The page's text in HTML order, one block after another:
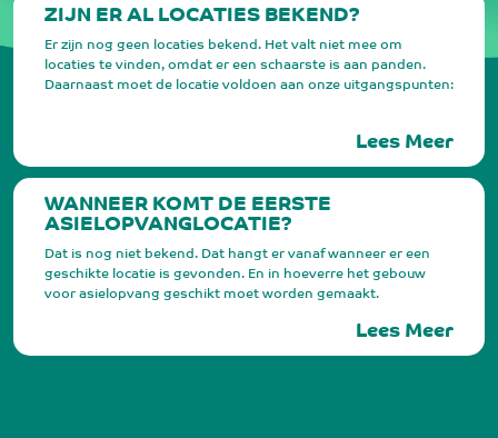
ZIJN ER AL LOCATIES BEKEND?
Er zijn nog geen locaties bekend. Het valt niet mee om
locaties te vinden, omdat er een schaarste is aan panden.
Daarnaast moet de locatie voldoen aan onze uitgangspunten:
functies voor de buurt, asielzoekers doen mee vanaf dag één.
Lees Meer
WANNEER KOMT DE EERSTE
ASIELOPVANGLOCATIE?
Dat is nog niet bekend. Dat hangt er vanaf wanneer er een
geschikte locatie is gevonden. En in hoeverre het gebouw
voor asielopvang geschikt moet worden gemaakt.
Lees Meer